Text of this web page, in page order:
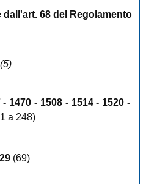
68 del Regolamento
(5)
1470 - 1508 - 1514 - 1520 -
a 248)
(69)